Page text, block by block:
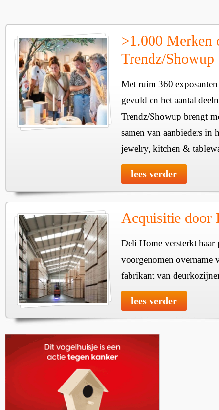
>1.000 Merken
Trendz/Showup
Met ruim 360
gevuld en het aantal
Trendz/Showup brengt
samen van aanbieders in
jewelry, kitchen &
lees verder
Acquisitie door
Deli Home versterkt haar
voorgenomen overname
fabrikant van
lees verder